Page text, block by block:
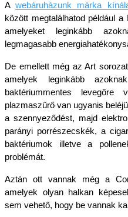
A webáruházunk márka
között megtalálhatod például
amelyeket leginkább
legmagasabb
De emellett még az Art
amelyek leginkább
baktériummentes
plazmaszűrő van ugyanis
a szennyeződést, majd
parányi porrészecskék, a
baktériumok illetve a
problémát.
Aztán ott vannak még a
amelyek olyan halkan
sem vehető, hogy be vannak